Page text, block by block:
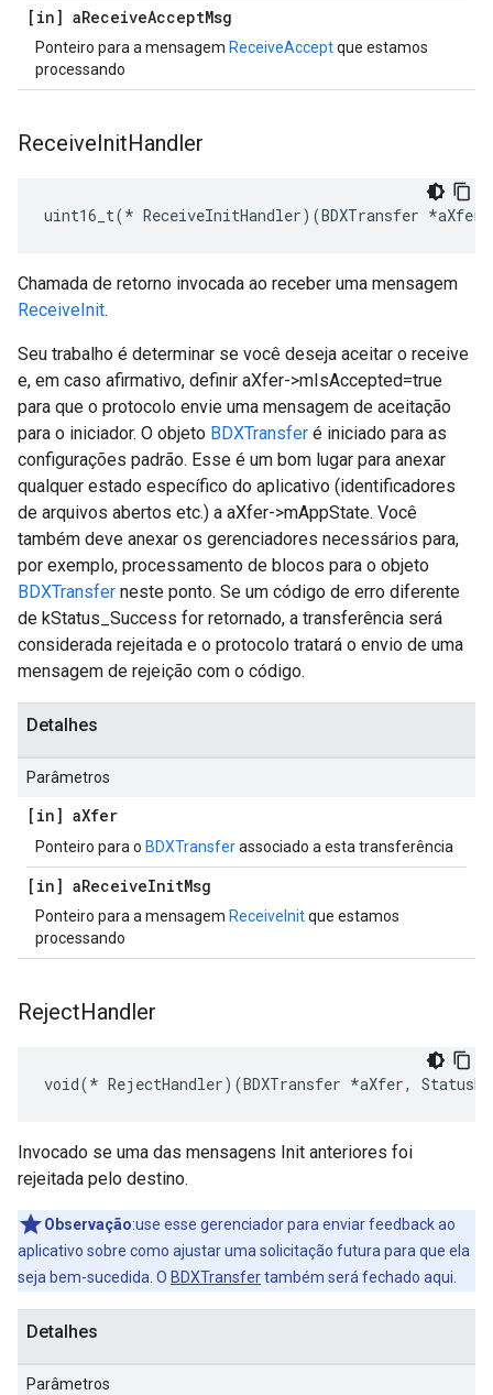
[in] aReceiveAcceptMsg
Ponteiro para a mensagem ReceiveAcceptque estamos
processando
ReceiveInitHandler
uint16_t(* ReceiveInitHandler)(BDXTransfer
Chamada de retorno invocada ao receber uma mensagem
ReceiveInit.
Seu trabalho é determinar se você deseja aceitar o receive
e, em caso afirmativo, definir aXfer->mIsAccepted=true
para que o protocolo envie uma mensagem de aceitação
para o iniciador. O objeto BDXTransfer é iniciado para as
configurações padrão. Esse é um bom lugar para anexar
qualquer estado específico do aplicativo (identificadores
de arquivos abertos etc.) a aXfer->mAppState. Você
também deve anexar os gerenciadores necessários para,
por exemplo, processamento de blocos para o objeto
BDXTransfer neste ponto. Se um código de erro diferente
de kStatus_Success for retornado, a transferência será
considerada rejeitada e o protocolo tratará o envio de uma
mensagem de rejeição com o código.
Detalhes
Parâmetros
[in] aXfer
Ponteiro para o BDXTransferassociado a esta transferência
[in] aReceiveInitMsg
Ponteiro para a mensagem ReceiveInitque estamos
processando
RejectHandler
void(* RejectHandler)(BDXTransfer *aXfer,
Invocado se uma das mensagens Init anteriores foi
rejeitada pelo destino.
Observação:use esse gerenciador para enviar feedback ao
aplicativo sobre como ajustar uma solicitação futura para que ela
seja bem-sucedida. O BDXTransfertambém será fechado aqui.
Detalhes
Parâmetros